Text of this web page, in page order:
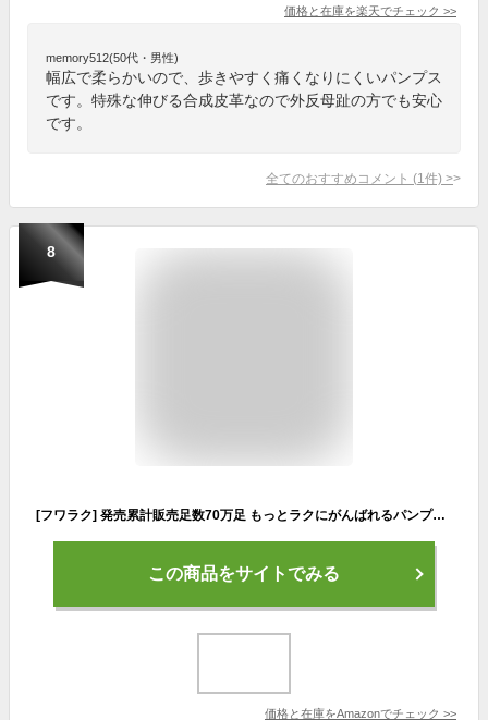
価格と在庫を楽天でチェック >>
memory512(50代・男性)
幅広で柔らかいので、歩きやすく痛くなりにくいパンプス
です。特殊な伸びる合成皮革なので外反母趾の方でも安心
です。
全てのおすすめコメント (1 件) >
8
[フワラク] 発売累計販売足数70万足 もっとラクにがんばれるパンプス ブラック 24.5 cm 4E
この商品をサイトでみる
価格と在庫をAmazonでチェック >>